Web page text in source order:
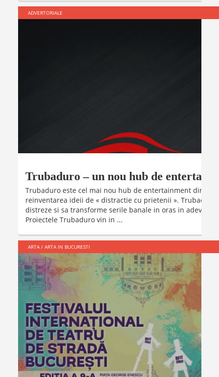
ADVERTORIALE
Trubaduro – un nou hub de
Trubaduro este cel mai nou hub de entertainment din
reinventarea ideii de « distractie cu prietenii ». Trubaduro
distreze si sa transforme serile banale in oras in
Proiectele Trubaduro vin in ...
ARTA/ ARTA IN BUCURESTI